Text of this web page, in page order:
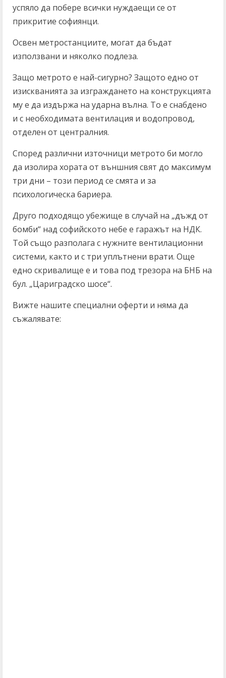
успяло да побере всички нуждаещи се от
прикритие софиянци.
Освен метростанциите, могат да бъдат
използвани и няколко подлеза.
Защо метрото е най-сигурно? Защото едно от
изискванията за изграждането на конструкцията
му е да издържа на ударна вълна. То е снабдено
и с необходимата вентилация и водопровод,
отделен от централния.
Според различни източници метрото би могло
да изолира хората от външния свят до максимум
три дни – този период се смята и за
психологическа бариера.
Друго подходящо убежище в случай на „дъжд от
бомби“ над софийското небе е гаражът на НДК.
Той също разполага с нужните вентилационни
системи, както и с три уплътнени врати. Още
едно скривалище е и това под трезора на БНБ на
бул. „Цариградско шосе“.
Вижте нашите специални оферти и няма да
съжалявате: